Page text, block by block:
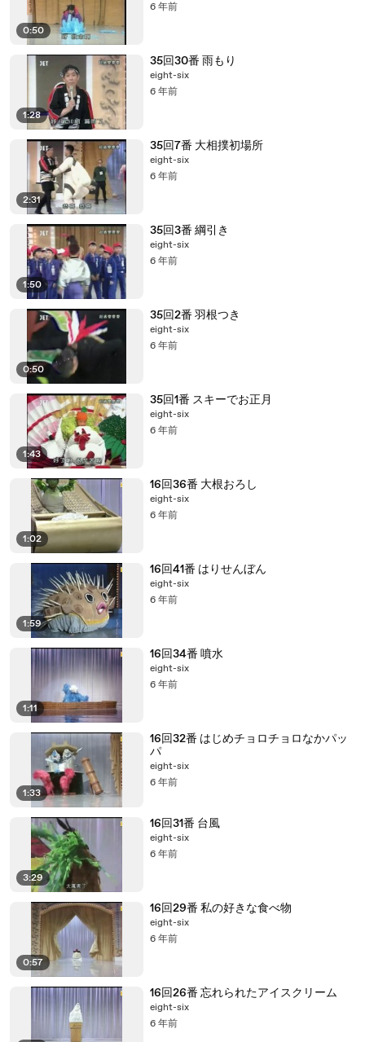
0:50
6 年前
1:28
35回30番 雨もり
eight-six
6 年前
2:31
35回7番 大相撲初場所
eight-six
6 年前
1:50
35回3番 綱引き
eight-six
6 年前
0:50
35回2番 羽根つき
eight-six
6 年前
1:43
35回1番 スキーでお正月
eight-six
6 年前
1:02
16回36番 大根おろし
eight-six
6 年前
1:59
16回41番 はりせんぼん
eight-six
6 年前
1:11
16回34番 噴水
eight-six
6 年前
1:33
16回32番 はじめチョロチョロなかパッ
パ
eight-six
6 年前
3:29
16回31番 台風
eight-six
6 年前
0:57
16回29番 私の好きな食べ物
eight-six
6 年前
16回26番 忘れられたアイスクリーム
eight-six
6 年前